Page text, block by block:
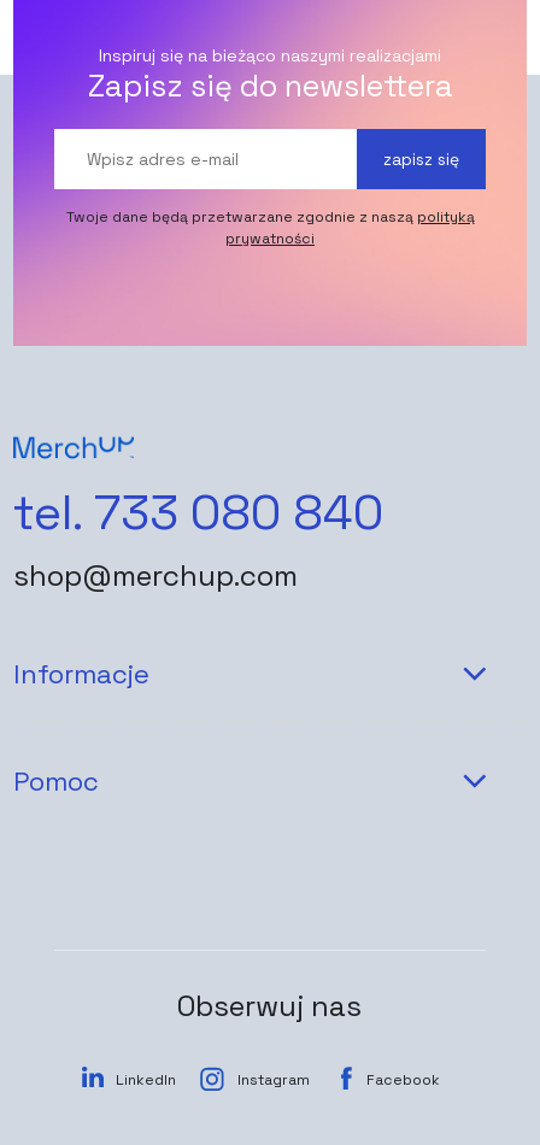
Inspiruj się na bieżąco naszymi realizacjami
Zapisz się do newslettera
zapisz się
Twoje dane będą przetwarzane zgodnie z naszą polityką
prywatności
tel. 733 080 840
shop@merchup.com
Informacje
Pomoc
Obserwuj nas
LinkedIn Instagram Facebook